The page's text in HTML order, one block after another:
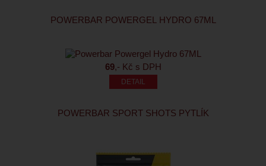
POWERBAR POWERGEL HYDRO 67ML
69,- Kč s DPH
POWERBAR SPORT SHOTS PYTLÍK